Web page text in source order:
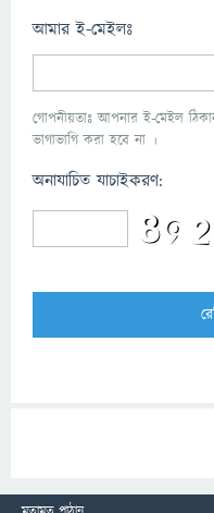
আমার ই-মেইলঃ
গোপনীয়তাঃ আপনার ই-মেইল
ভাগাভাগি করা হবে না ।
অনাযাচিত যাচাইকরণ: